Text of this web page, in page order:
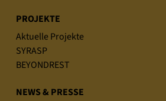
PROJEKTE
Aktuelle Projekte
SYRASP
BEYONDREST
NEWS & PRESSE